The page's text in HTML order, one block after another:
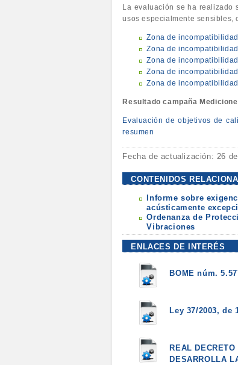
La evaluación se ha realizado
usos especialmente sensibles,
Zona de
Zona de
Zona de
Zona de
Zona de
Resultado campaña
Evaluación de objetivos de
resumen
Fecha de actualización: 26
CONTENIDOS
Informe sobre
acústicamente
Ordenanza de
Vibraciones
ENLACES DE INTERÉS
BOME núm.
Ley 37/2003, de
REAL
DESARROLLA